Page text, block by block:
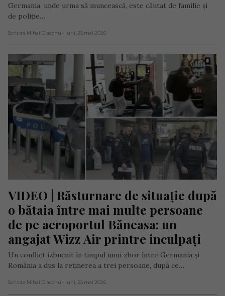
Germania, unde urma să muncească, este căutat de familie și
de poliție…
Scris de Mihai Diaconu - luni, 25 mai 2026
VIDEO | Răsturnare de situație după
o bătaia între mai multe persoane
de pe aeroportul Băneasa: un
angajat Wizz Air printre inculpați
Un conflict izbucnit în timpul unui zbor între Germania și
România a dus la reținerea a trei persoane, după ce…
Scris de Mihai Diaconu - luni, 25 mai 2026